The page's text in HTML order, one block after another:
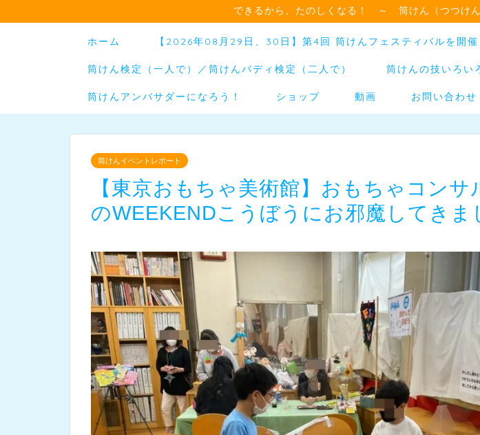
できるから、たのしくなる！ ～ 筒けん（つつけ
ホーム 【2026年08月29日、30日】第4回 筒けんフェスティバルを開催
筒けん検定（一人で）／筒けんバディ検定（二人で） 筒けんの技いろい
筒けんアンバサダーになろう！ ショップ 動画 お問い合わせ
筒けんイベントレポート
【東京おもちゃ美術館】おもちゃコンサ
のWEEKENDこうぼうにお邪魔してきま